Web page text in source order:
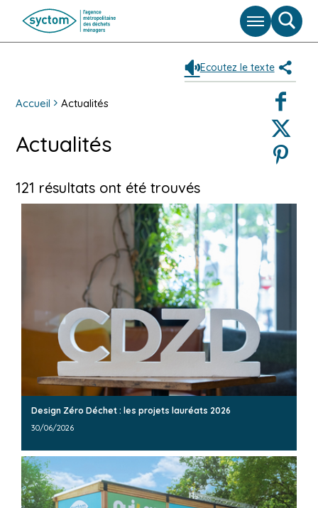
Menu
de
Ecoutez le texte
Twitter
Pinterest
Accueil Actualités
Actualités
121 résultats ont été trouvés
Design Zéro Déchet : les projets lauréats 2026
30/06/2026